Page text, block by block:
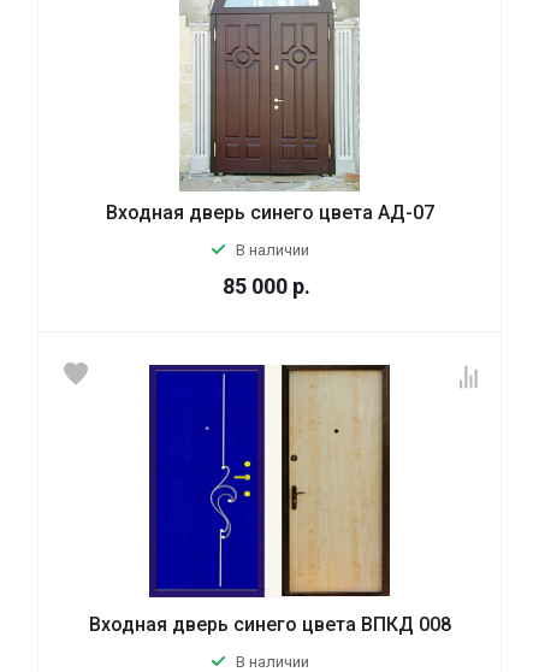
Входная дверь синего цвета АД-07
В наличии
85 000 р.
Входная дверь синего цвета ВПКД 008
В наличии